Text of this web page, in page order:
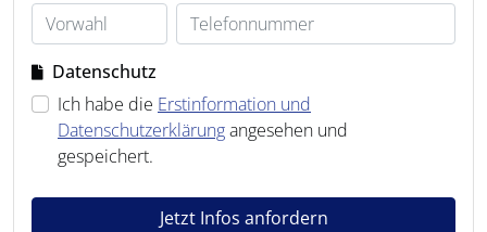
Datenschutz
Ich habe die Erstinformation und
Datenschutzerklärungangesehen und
gespeichert.
Jetzt Infos anfordern